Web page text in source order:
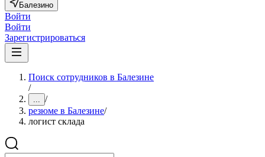
Балезино
Войти
Войти
Зарегистрироваться
Поиск сотрудников в Балезине
/
... /
резюме в Балезине/
логист склада